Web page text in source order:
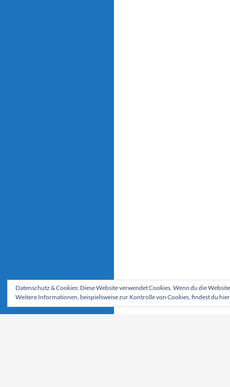
Datenschutz & Cookies: Diese Website verwendet Cookies. Wenn du die
Weitere Informationen, beispielsweise zur Kontrolle von Cookies, findest du